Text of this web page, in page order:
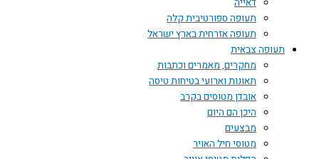
דאייה
תעופה ספורטיבית קלה
תעופה אזרחית בארץ ישראל
תעופה צבאית
מחקרים, מאמרים וכתבות
תאונות וארועי בטיחות טיסה
אובדן מטוסים בקרב
היכן הם היום
מבצעים
מטוסי חיל האויר